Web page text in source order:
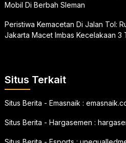
Mobil Di Berbah Sleman
Peristiwa Kemacetan Di Jalan Tol:
Jakarta Macet Imbas Kecelakaan 3
Situs Terkait
Situs Berita - Emasnaik :
Situs Berita - Hargasemen :